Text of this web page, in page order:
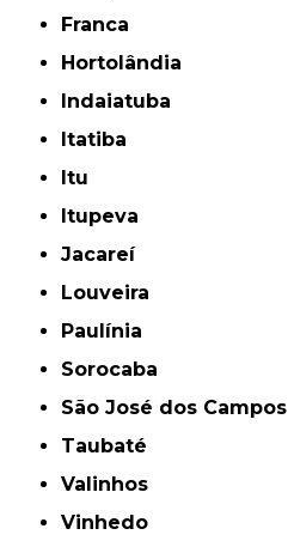
Franca
Hortolândia
Indaiatuba
Itatiba
Itu
Itupeva
Jacareí
Louveira
Paulínia
Sorocaba
São José dos Campos
Taubaté
Valinhos
Vinhedo